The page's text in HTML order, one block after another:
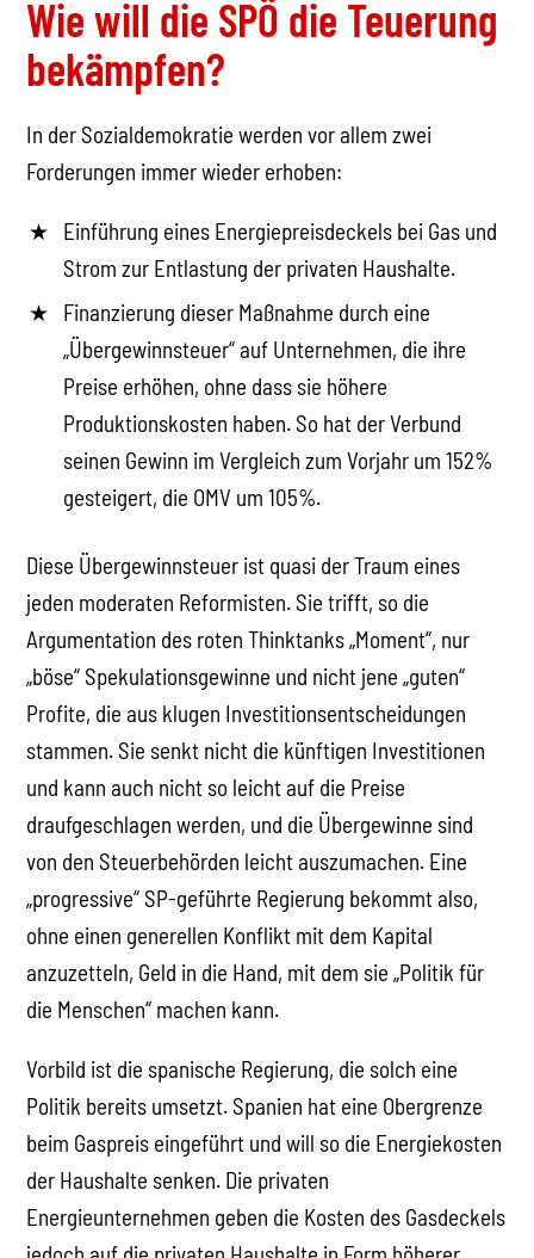
Wie will die SPÖ die Teuerung
bekämpfen?
In der Sozialdemokratie werden vor allem zwei
Forderungen immer wieder erhoben:
Einführung eines Energiepreisdeckels bei Gas und
Strom zur Entlastung der privaten Haushalte.
Finanzierung dieser Maßnahme durch eine
„Übergewinnsteuer“ auf Unternehmen, die ihre
Preise erhöhen, ohne dass sie höhere
Produktionskosten haben. So hat der Verbund
seinen Gewinn im Vergleich zum Vorjahr um 152%
gesteigert, die OMV um 105%.
Diese Übergewinnsteuer ist quasi der Traum eines
jeden moderaten Reformisten. Sie trifft, so die
Argumentation des roten Thinktanks „Moment“, nur
„böse“ Spekulationsgewinne und nicht jene „guten“
Profite, die aus klugen Investitionsentscheidungen
stammen. Sie senkt nicht die künftigen Investitionen
und kann auch nicht so leicht auf die Preise
draufgeschlagen werden, und die Übergewinne sind
von den Steuerbehörden leicht auszumachen. Eine
„progressive“ SP-geführte Regierung bekommt also,
ohne einen generellen Konflikt mit dem Kapital
anzuzetteln, Geld in die Hand, mit dem sie „Politik für
die Menschen“ machen kann.
Vorbild ist die spanische Regierung, die solch eine
Politik bereits umsetzt. Spanien hat eine Obergrenze
beim Gaspreis eingeführt und will so die Energiekosten
der Haushalte senken. Die privaten
Energieunternehmen geben die Kosten des Gasdeckels